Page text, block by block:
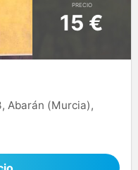
PRECIO
15 €
Abarán (Murcia),